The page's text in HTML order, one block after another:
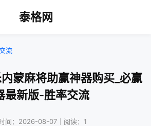
泰格网
流
蒙麻将助赢神器购买_必赢
最新版-胜率交流
间：2026-08-07｜阅读：1